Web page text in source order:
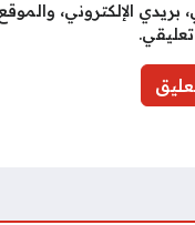
الإلكتروني،